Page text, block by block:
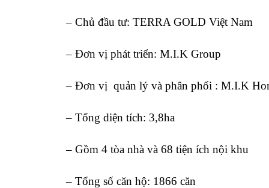
– Chủ đầu tư: TERRA GOLD Việt Nam
– Đơn vị phát triển: M.I.K Group
– Đơn vị quản lý và phân phối : M.I.K
– Tổng diện tích: 3,8ha
– Gồm 4 tòa nhà và 68 tiện ích nội khu
– Tổng số căn hộ: 1866 căn